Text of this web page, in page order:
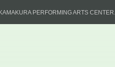
PERFORMING ARTS CENTER.